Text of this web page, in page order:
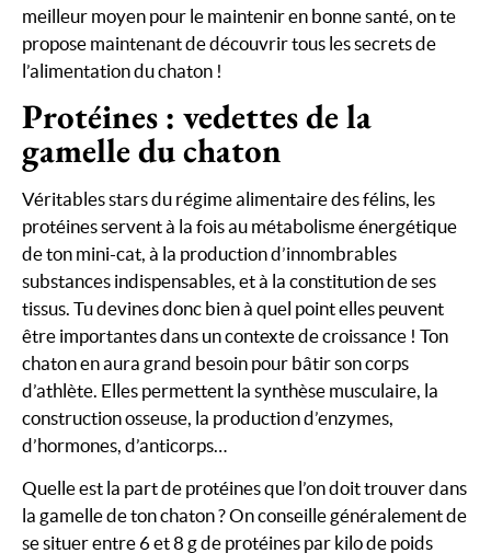
meilleur moyen pour le maintenir en bonne santé, on te
propose maintenant de découvrir tous les secrets de
l’alimentation du chaton !
Protéines : vedettes de la
gamelle du chaton
Véritables stars du régime alimentaire des félins, les
protéines servent à la fois au métabolisme énergétique
de ton mini-cat, à la production d’innombrables
substances indispensables, et à la constitution de ses
tissus. Tu devines donc bien à quel point elles peuvent
être importantes dans un contexte de croissance ! Ton
chaton en aura grand besoin pour bâtir son corps
d’athlète. Elles permettent la synthèse musculaire, la
construction osseuse, la production d’enzymes,
d’hormones, d’anticorps…
Quelle est la part de protéines que l’on doit trouver dans
la gamelle de ton chaton ? On conseille généralement de
se situer entre 6 et 8 g de protéines par kilo de poids